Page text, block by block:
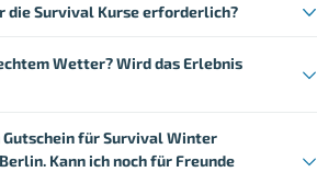
die Survival Kurse erforderlich?
Wetter? Wird das Erlebnis
Gutschein für Survival Winter
Kann ich noch für Freunde